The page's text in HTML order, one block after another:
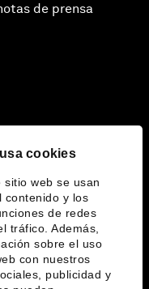
cookies
sitio web se usan
contenido y los
de redes
tráfico. Además,
sobre el uso
con nuestros
publicidad y
de prensa